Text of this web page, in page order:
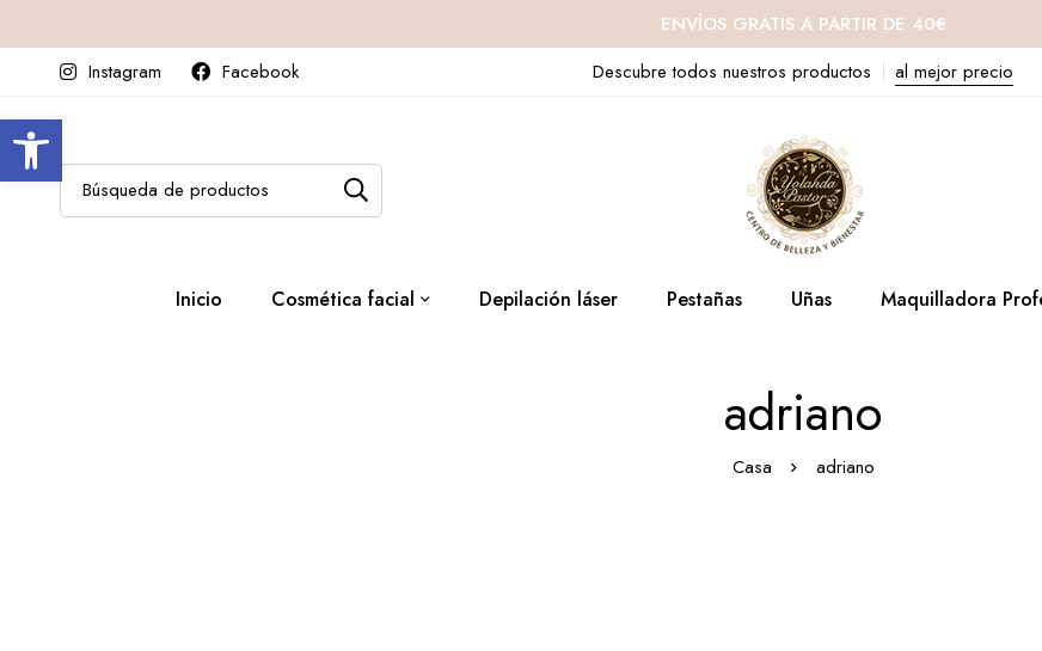
Abrir barra de herramientas
ENVÍOS GRATIS A PARTIR DE 40€
Instagram
Facebook Descubre todos nuestros productos al mejor precio
Inicio Cosmética facial Depilación láser Pestañas Uñas Maquilladora
adriano
Casa adriano